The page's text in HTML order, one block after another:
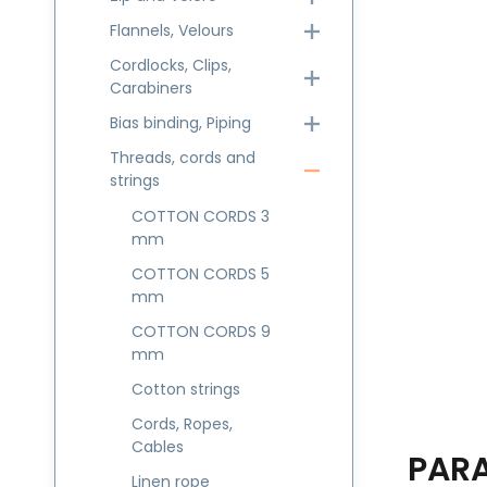
Flannels, Velours
Cordlocks, Clips,
Carabiners
Bias binding, Piping
Threads, cords and
strings
COTTON CORDS 3
mm
COTTON CORDS 5
mm
COTTON CORDS 9
mm
Cotton strings
Cords, Ropes,
Cables
Linen rope